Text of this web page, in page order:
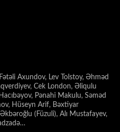
Axundov, Lev Tolstoy, Əhməd
Cek London, Əliqulu
Pənahi Makulu, Səməd
Hüseyn Arif, Bəxtiyar
(Füzuli), Alı Mustafayev,